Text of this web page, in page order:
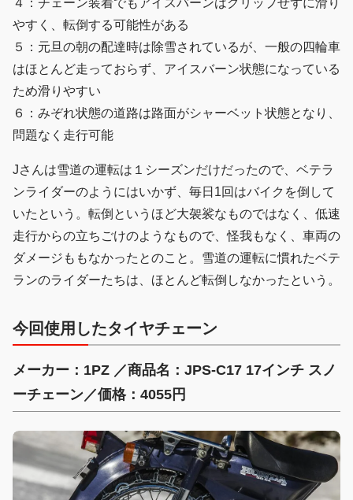
４：チェーン装着でもアイスバーンはグリップせずに滑り
やすく、転倒する可能性がある
５：元旦の朝の配達時は除雪されているが、一般の四輪車
はほとんど走っておらず、アイスバーン状態になっている
ため滑りやすい
６：みぞれ状態の道路は路面がシャーベット状態となり、
問題なく走行可能
Jさんは雪道の運転は１シーズンだけだったので、ベテラ
ンライダーのようにはいかず、毎日1回はバイクを倒して
いたという。転倒というほど大袈裟なものではなく、低速
走行からの立ちごけのようなもので、怪我もなく、車両の
ダメージももなかったとのこと。雪道の運転に慣れたベテ
ランのライダーたちは、ほとんど転倒しなかったという。
今回使用したタイヤチェーン
メーカー：1PZ ／商品名：JPS-C17 17インチ スノ
ーチェーン／価格：4055円